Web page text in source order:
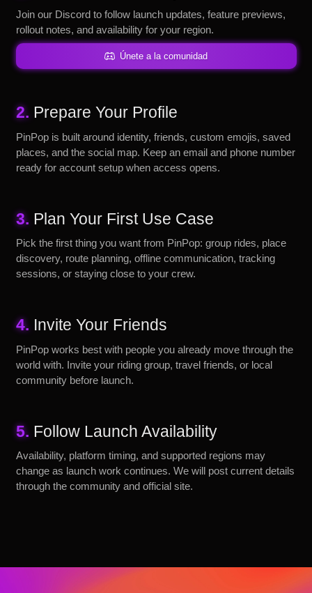
Join our Discord to follow launch updates, feature previews,
rollout notes, and availability for your region.
Únete a la comunidad
2. Prepare Your Profile
PinPop is built around identity, friends, custom emojis, saved
places, and the social map. Keep an email and phone number
ready for account setup when access opens.
3. Plan Your First Use Case
Pick the first thing you want from PinPop: group rides, place
discovery, route planning, offline communication, tracking
sessions, or staying close to your crew.
4. Invite Your Friends
PinPop works best with people you already move through the
world with. Invite your riding group, travel friends, or local
community before launch.
5. Follow Launch Availability
Availability, platform timing, and supported regions may
change as launch work continues. We will post current details
through the community and official site.